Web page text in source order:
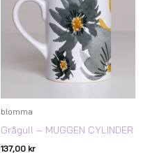
blomma
Grågull – MUGGEN CYLINDER
137,00 kr